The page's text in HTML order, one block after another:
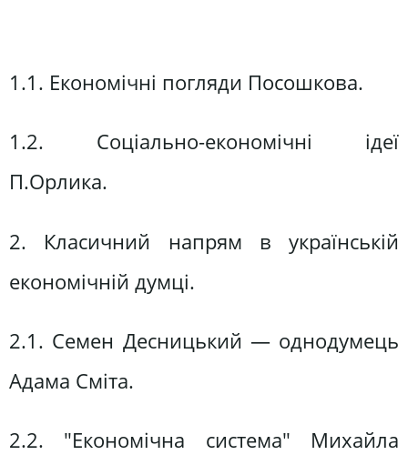
1.1. Економічні погляди Посошкова.
1.2. Соціально-економічні ідеї
П.Орлика.
2. Класичний напрям в українській
економічній думці.
2.1. Семен Десницький — однодумець
Адама Сміта.
2.2. "Економічна система" Михайла